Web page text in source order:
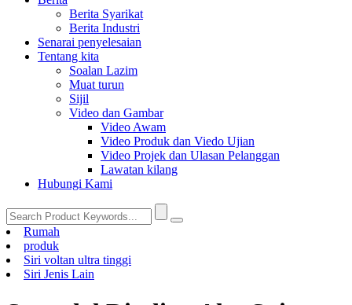
Berita Syarikat
Berita Industri
Senarai penyelesaian
Tentang kita
Soalan Lazim
Muat turun
Sijil
Video dan Gambar
Video Awam
Video Produk dan Viedo Ujian
Video Projek dan Ulasan Pelanggan
Lawatan kilang
Hubungi Kami
Rumah
produk
Siri voltan ultra tinggi
Siri Jenis Lain